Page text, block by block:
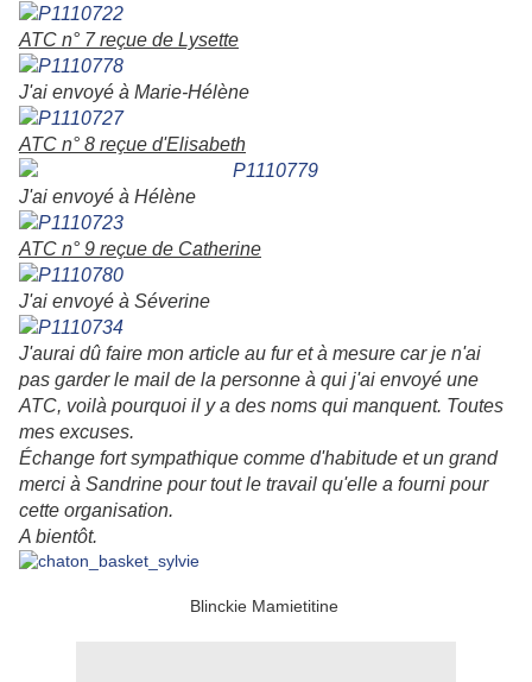
ATC n° 7 reçue de Lysette
J'ai envoyé à Marie-Hélène
ATC n° 8 reçue d'Elisabeth
J'ai envoyé à Hélène
ATC n° 9 reçue de Catherine
J'ai envoyé à Séverine
J'aurai dû faire mon article au fur et à mesure car je n'ai
pas garder le mail de la personne à qui j'ai envoyé une
ATC, voilà pourquoi il y a des noms qui manquent. Toutes
mes excuses.
Échange fort sympathique comme d'habitude et un grand
merci à Sandrine pour tout le travail qu'elle a fourni pour
cette organisation.
A bientôt.
Blinckie Mamietitine